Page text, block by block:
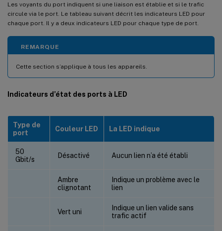
Les voyants du port indiquent si une liaison est établie et si le trafic
circule via le port. Le tableau suivant décrit les indicateurs LED pour
chaque port. Il y a deux indicateurs LED pour chaque type de port.
REMARQUE
Cette section s’applique à tous les appareils.
Indicateurs d’état des ports à LED
Type de
port
Couleur LED La LED indique
50
Gbit/s
Désactivé Aucun lien n’a été établi
Ambre
clignotant
Indique un problème avec le
lien
Vert uni
Indique un lien valide sans
trafic actif